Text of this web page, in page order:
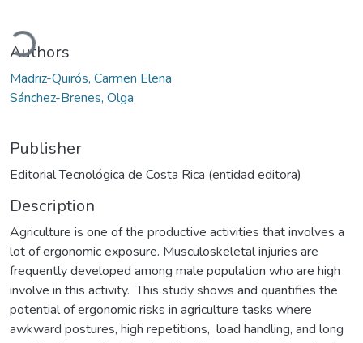
Authors
Madriz-Quirós, Carmen Elena
Sánchez-Brenes, Olga
Publisher
Editorial Tecnológica de Costa Rica (entidad editora)
Description
Agriculture is one of the productive activities that involves a
lot of ergonomic exposure. Musculoskeletal injuries are
frequently developed among male population who are high
involve in this activity. This study shows and quantifies the
potential of ergonomic risks in agriculture tasks where
awkward postures, high repetitions, load handling, and long